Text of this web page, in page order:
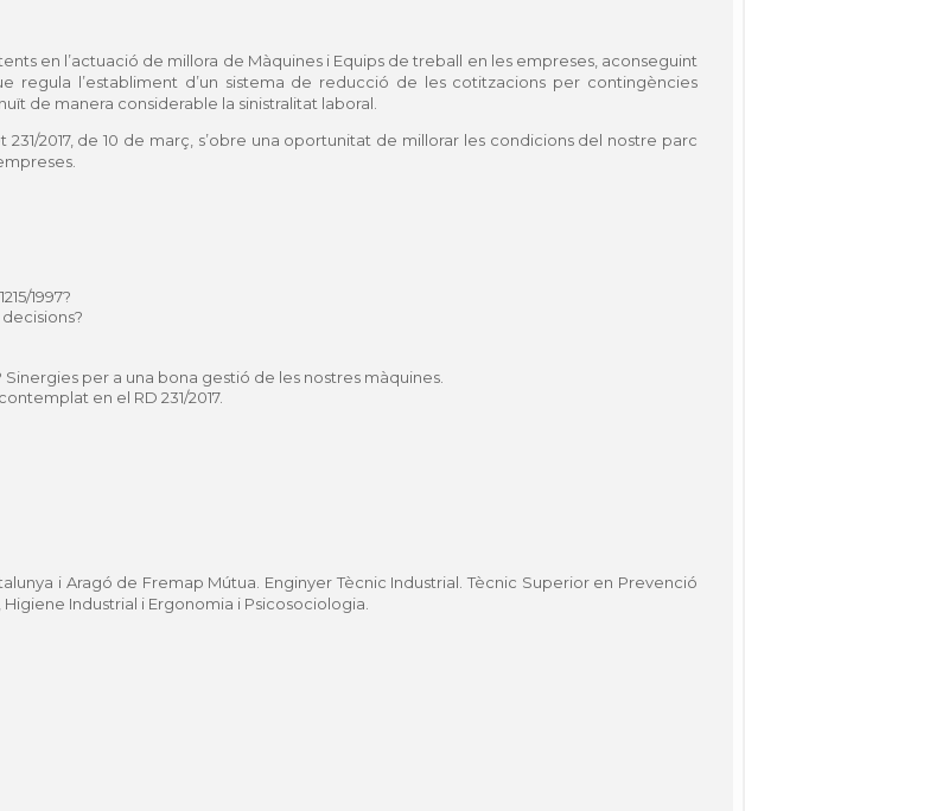
en l’actuació de millora de Màquines i Equips de treball en les empreses, aconseguint
regula l’establiment d’un sistema de reducció de les cotitzacions per contingències
de manera considerable la sinistralitat laboral.
2017, de 10 de març, s’obre una oportunitat de millorar les condicions del nostre parc
1997?
per a una bona gestió de les nostres màquines.
en el RD 231/2017.
i Aragó de Fremap Mútua. Enginyer Tècnic Industrial. Tècnic Superior en Prevenció
Industrial i Ergonomia i Psicosociologia.